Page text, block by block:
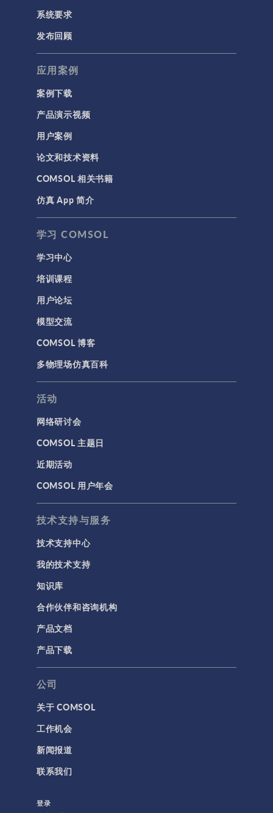
低频电磁学
半导体器件
带电粒子追踪
波动光学
等离子体物理
科学新闻
结构 & 声学
MEMS & 压电器件
声学与振动
岩土力学
材料模型
结构力学
结构动力学
API
代理模型
仿真 App
基于方程建模
安装与许可证管理
建模工具和定义
材料
物理场接口
用户界面
研究与求解器
简介
结果与可视化
网格
集群计算和云计算
3D 打印
AC/DC 模块
App 开发器简介视频
CFD 模块
系统要求
发布回顾
应用案例
案例下载
产品演示视频
用户案例
论文和技术资料
COMSOL 相关书籍
仿真 App 简介
学习 COMSOL
学习中心
培训课程
用户论坛
模型交流
COMSOL 博客
多物理场仿真百科
活动
网络研讨会
COMSOL 主题日
近期活动
COMSOL 用户年会
技术支持与服务
技术支持中心
我的技术支持
知识库
合作伙伴和咨询机构
产品文档
产品下载
公司
关于 COMSOL
工作机会
新闻报道
联系我们
登录